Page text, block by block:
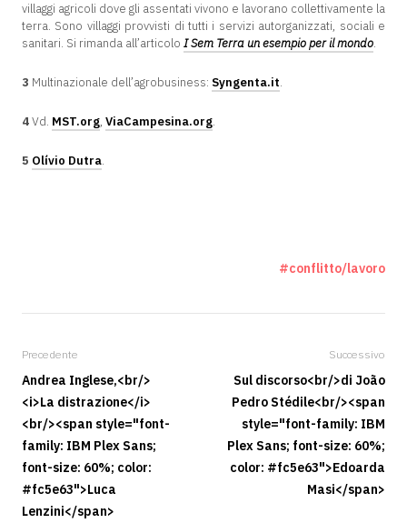
villaggi agricoli dove gli assentati vivono e lavorano collettivamente la
terra. Sono villaggi provvisti di tutti i servizi autorganizzati, sociali e
sanitari. Si rimanda all’articolo I Sem Terra un esempio per il mondo.
3 Multinazionale dell’agrobusiness: Syngenta.it.
4Vd. MST.org, ViaCampesina.org.
5 Olívio Dutra.
conflitto/lavoro
Precedente
Andrea Inglese,<br/>
<i>La distrazione</i>
<br/><span style="font-
family: IBM Plex Sans;
font-size: 60%; color:
#fc5e63">Luca
Lenzini</span>
Successivo
Sul discorso<br/>di João
Pedro Stédile<br/><span
style="font-family: IBM
Plex Sans; font-size: 60%;
color: #fc5e63">Edoarda
Masi</span>